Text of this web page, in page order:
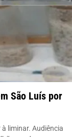
São Luís por
liminar. Audiência